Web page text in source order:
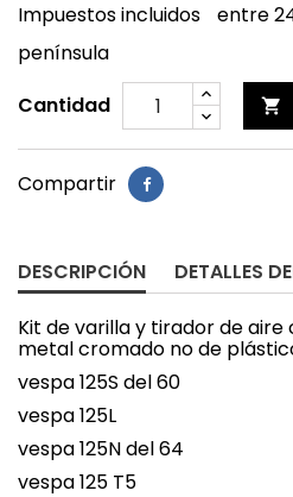
Impuestos incluidos
entre
península
Cantidad

Compartir
DESCRIPCIÓN DETALLES
Kit de varilla y tirador de aire
metal cromado no de
vespa 125S del 60
vespa 125L
vespa 125N del 64
vespa 125 T5